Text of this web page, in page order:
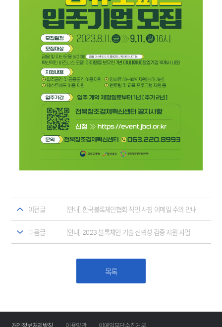
이전글 [안내] 한국블록체인협회 직인 사칭 이메일 주의 안내
다음글 [안내] 2023 블록체인 기술 신뢰성 검증 지원 사업
목록